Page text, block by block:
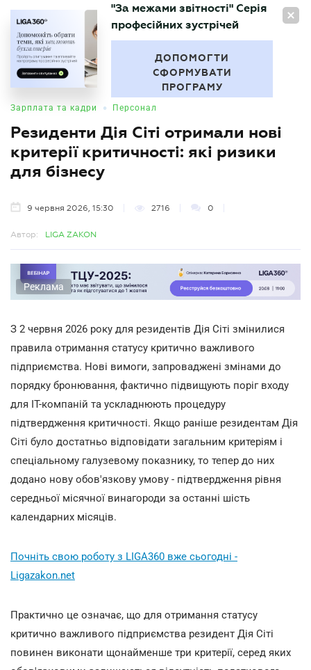
UA
БУХГАЛТЕР
"За межами звітності" Серія
професійних зустрічей
ДОПОМОГТИ
СФОРМУВАТИ
ПРОГРАМУ
Зарплата та кадри • Персонал
Резиденти Дія Сіті отримали нові
критерії критичності: які ризики
для бізнесу
9 червня 2026, 15:30 2716 0
Автор: LIGA ZAKON
Реклама
З 2 червня 2026 року для резидентів Дія Сіті змінилися
правила отримання статусу критично важливого
підприємства. Нові вимоги, запроваджені змінами до
порядку бронювання, фактично підвищують поріг входу
для ІТ-компаній та ускладнюють процедуру
підтвердження критичності. Якщо раніше резидентам Дія
Сіті було достатньо відповідати загальним критеріям і
спеціальному галузевому показнику, то тепер до них
додано нову обов'язкову умову - підтвердження рівня
середньої місячної винагороди за останні шість
календарних місяців.
Почніть свою роботу з LIGA360 вже сьогодні -
Ligazakon.net
Практично це означає, що для отримання статусу
критично важливого підприємства резидент Дія Сіті
повинен виконати щонайменше три критерії, серед яких